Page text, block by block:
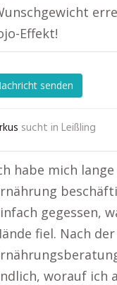
Effekt!
senden
sucht in Leißling
habe mich
gegessen,
fiel. Nach der
worauf ich